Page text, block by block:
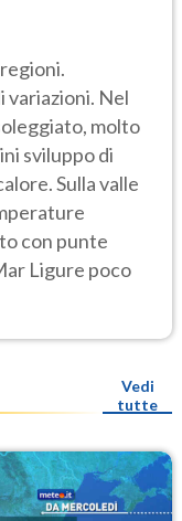
variazioni. Nel
molto
sviluppo di
Sulla valle
con punte
Ligure poco
Vedi
tutte